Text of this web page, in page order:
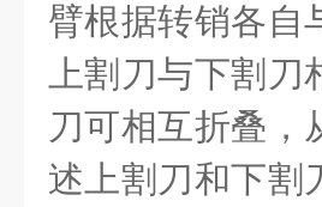
臂根据转销各自
上割刀与下割
刀可相互折叠，
述上割刀和下割